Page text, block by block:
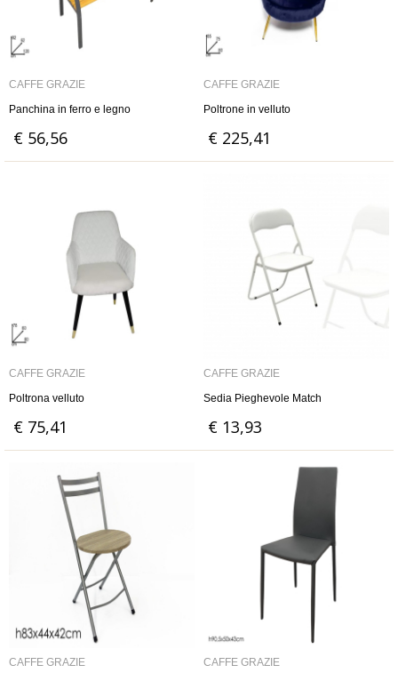
CAFFÈ GRAZIE
Panchina in ferro e legno
€ 56,56
CAFFÈ GRAZIE
Poltrone in velluto
€ 225,41
CAFFÈ GRAZIE
Poltrona velluto
€ 75,41
CAFFÈ GRAZIE
Sedia Pieghevole Match
€ 13,93
CAFFÈ GRAZIE
CAFFÈ GRAZIE